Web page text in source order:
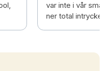
var inte i vår
ner total intrycket.